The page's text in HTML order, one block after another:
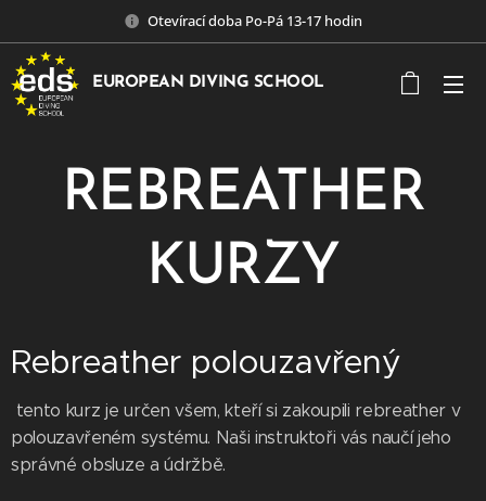
Otevírací doba Po-Pá 13-17 hodin
EUROPEAN DIVING SCHOOL
REBREATHER
KURZY
Rebreather polouzavřený
tento kurz je určen všem, kteří si zakoupili rebreather v
polouzavřeném systému. Naši instruktoři vás naučí jeho
správné obsluze a údržbě.